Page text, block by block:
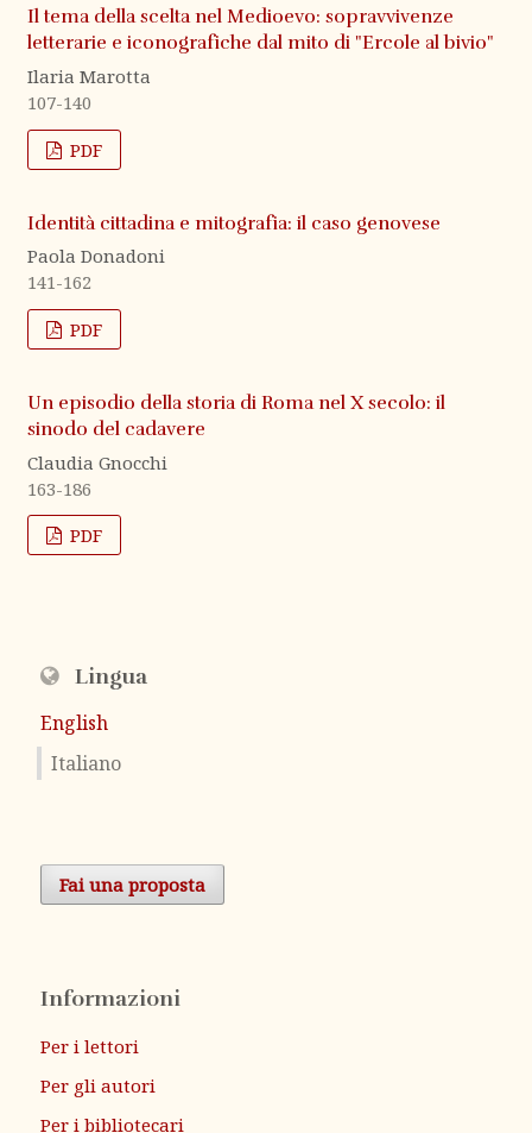
Il tema della scelta nel Medioevo: sopravvivenze
letterarie e iconografiche dal mito di "Ercole al bivio"
Ilaria Marotta
107-140
PDF
Identità cittadina e mitografia: il caso genovese
Paola Donadoni
141-162
PDF
Un episodio della storia di Roma nel X secolo: il
sinodo del cadavere
Claudia Gnocchi
163-186
PDF
Lingua
English
Italiano
Fai una proposta
Informazioni
Per i lettori
Per gli autori
Per i bibliotecari